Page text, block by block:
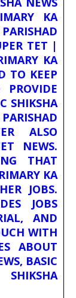
KA
TET |
KA
TO KEEP
SHIKSHA
ALSO
NEWS.
THAT
KA
JOBS.
JOBS
AND
WITH
ABOUT
BASIC